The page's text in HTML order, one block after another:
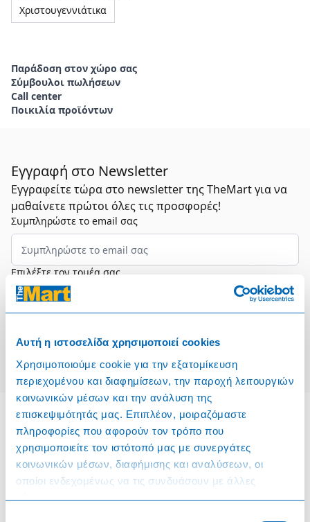
Αυτή η ιστοσελίδα χρησιμοποιεί cookies
Χρησιμοποιούμε cookie για την εξατομίκευση
περιεχομένου και διαφημίσεων, την παροχή λειτουργιών
κοινωνικών μέσων και την ανάλυση της
επισκεψιμότητάς μας. Επιπλέον, μοιραζόμαστε
πληροφορίες που αφορούν τον τρόπο που
χρησιμοποιείτε τον ιστότοπό μας με συνεργάτες
κοινωνικών μέσων, διαφήμισης και αναλύσεων, οι
οποίοι ενδεχομένως να τις συνδυάσουν με άλλες
πληροφορίες που τους έχετε παραχωρήσει ή τις οποίες
Χριστουγεννιάτικα
Παράδοση στον χώρο σας
Σύμβουλοι πωλήσεων
Call center
Ποικιλία προϊόντων
Εγγραφή στο Newsletter
Εγγραφείτε τώρα στο newsletter της TheMart για να
μαθαίνετε πρώτοι όλες τις προσφορές!
Συμπληρώστε το email σας
Επιλέξτε τον τομέα σας
Εγγραφή
Πληροφορίες
Όροι & Προϋποθέσεις
Πολιτική Cookies